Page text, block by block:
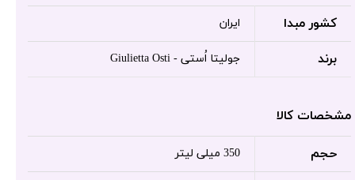
کشور مبدا ایران
برند جولیتا اُستی - Giulietta Osti
مشخصات کالا
حجم 350 میلی لیتر